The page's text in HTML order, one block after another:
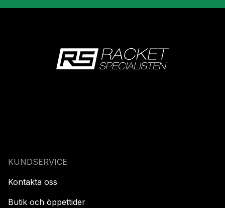
KUNDSERVICE
Kontakta oss
Butik och öppettider